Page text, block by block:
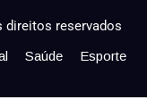
direitos reservados
Saúde
Esporte